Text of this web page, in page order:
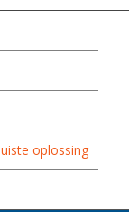
oplossing